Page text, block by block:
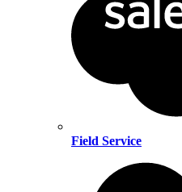
Field Service